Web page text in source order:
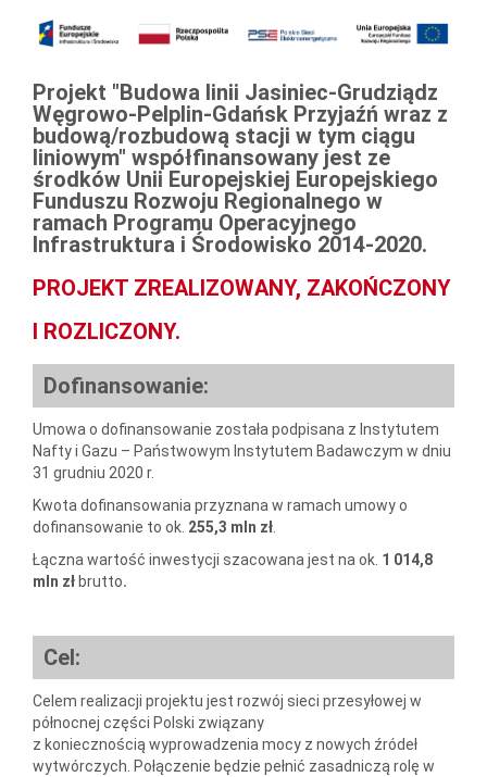
Projekt "Budowa linii Jasiniec-Grudziądz
Węgrowo-Pelplin-Gdańsk Przyjaźń wraz z
budową/rozbudową stacji w tym ciągu
liniowym" współfinansowany jest ze
środków Unii Europejskiej Europejskiego
Funduszu Rozwoju Regionalnego w
ramach Programu Operacyjnego
Infrastruktura i Środowisko 2014-2020.
PROJEKT ZREALIZOWANY, ZAKOŃCZONY
I ROZLICZONY.
Dofinansowanie:
Umowa o dofinansowanie została podpisana z Instytutem
Nafty i Gazu – Państwowym Instytutem Badawczym w dniu
31 grudniu 2020 r.
Kwota dofinansowania przyznana w ramach umowy o
dofinansowanie to ok. 255,3 mln zł.
Łączna wartość inwestycji szacowana jest na ok. 1 014,8
mln zł brutto.
Cel:
Celem realizacji projektu jest rozwój sieci przesyłowej w
północnej części Polski związany
z koniecznością wyprowadzenia mocy z nowych źródeł
wytwórczych. Połączenie będzie pełnić zasadniczą rolę w